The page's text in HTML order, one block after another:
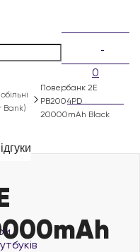
0
Bank)
Повербанк 2E
PB2004PD
20000mAh Black